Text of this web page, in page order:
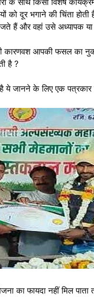
को दूर भगाने की चिंता
और वहां उसे अध्यापक या
आपकी फसल का
है ?
है ये जानने के लिए एक
का फायदा नहीं मिल